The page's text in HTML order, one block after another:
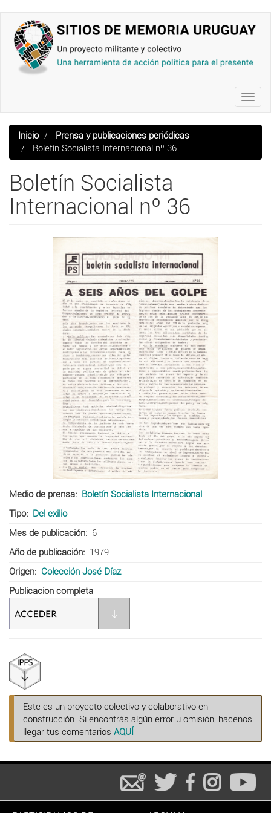
contenido
principal
Inicio
Prensa y publicaciones periódicas
Boletín Socialista Internacional nº 36
Boletín Socialista
Internacional nº 36
Medio de prensa
Boletín Socialista Internacional
Tipo
Del exilio
Mes de publicación
6
Año de publicación
1979
Origen
Colección José Díaz
Publicacion completa
Este es un proyecto colectivo y colaborativo en
construcción. Si encontrás algún error u omisión, hacenos
llegar tus comentarios AQUÍ